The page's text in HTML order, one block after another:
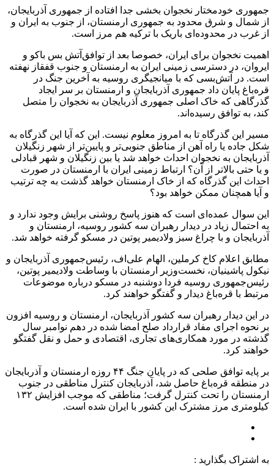
جمهوری خودمختار نخجوان بخشی جدا افتاده از جمهوری آذربایجان،
از شمال و شرق محدود به جمهوری ارمنستان، از جنوب به ایران و
از غرب در محدوده‌ای باریک با ترکیه هم‌ مرز است.
اهمیت نخجوان برای ایران، خصوصا بعد از توافق‌آتش بس باکو و
ایروان، در دسترسی زمینی ایران به ارمنستان و جنوب قفقاز نهفته
است. در آتش‌بسی که با میانجیگری روسیه به آخرین جنگ در
قره‌باغ پایان داد جمهوری آذربایجان و ارمنستان بر سر ایجاد
گذرگاهی که خاک اصلی جمهوری آذربایجان به نخجوان را متصل
کند، به توافق رسیده‌اند.
مسیر این گذرگاه تا به امروز معلوم نیست. این که آیا این گذرگاه به
شکل جاده یا راه آهن از مناطق جنوبی‌تر و پایین‌تر از شهر زنگیلان
آذربایجان به نخجوان احداث خواهد شد یا بین زنگیلان و شهر قبادلی
و یا حتی بالاتر از آن؟ ارتباط زمینی ایران با ارمنستان در صورت
احداث این گذرگاه که از خاک ارمنستان خواهد گذشت به چه ترتیب
و آیا همچنان ممکن خواهد بود؟
این سوال عمده‌ای است که هنوز پاسخ روشنی برایش وجود ندارد و
به احتمال زیاد در دیدار رهبران سه کشور روسیه، ارمنستان و
آذربایجان و با چراغ سبز ولادیمیر پوتین در مسکو گرفته خواهد شد.
مطابق اعلام کاخ کرملین، الهام علی‌اف، رئیس‌جمهوری آذربایجان و
نیکول پاشینیان، نخست‌وزیر ارمنستان با وساطت ولادیمیر پوتین،
رئیس‌جمهوری روسیه فردا دوشنبه در مسکو درباره موضوعات
مرتبط با قره‌باغ دیدار و گفتگو خواهند کرد.
در این دیدار رهبران سه کشور آذربایجان، ارمنستان و روسیه افزون
بر نحوه اجرای مفاد قرارداد صلح امضا شده در دهم نوامبر سال
گذشته در مورد همکاری‌های تجاری، اقتصادی و حمل و نقل گفتگو
خواهند کرد.
بر پایه توافق صلحی که در پایان جنگ ۴۴ روزه ارمنستان و آذربایجان
در منطقه قره‌باغ حاصل شد، آذربایجان کنترل مناطقی در جنوب
ارمنستان را تحت کنترل گرفت؛ مناطقی که موجب افزایش ۱۳۲
کیلومتری مرز مشترک این کشور با ایران شده است.
به اشتراک بگذارید :